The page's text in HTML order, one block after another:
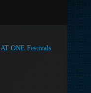
ONE Festivals